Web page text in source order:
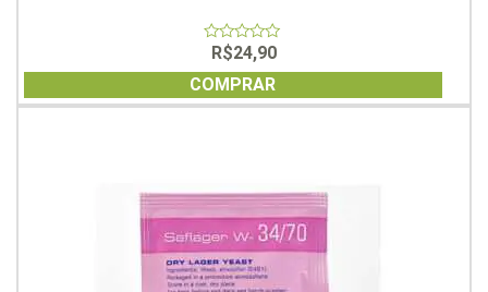
out
of
5
R$24,90
COMPRAR